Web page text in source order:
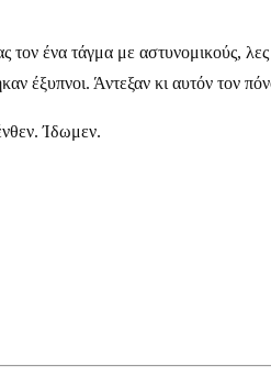
ένα τάγμα με αστυνομικούς,
έξυπνοι. Άντεξαν κι αυτόν τον
Ίδωμεν.